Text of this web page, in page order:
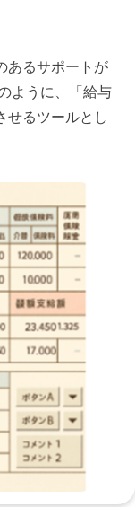
あるサポートが
ように、「給与
せるツールとし